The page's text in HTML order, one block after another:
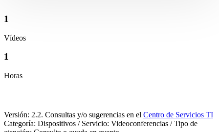
1
Vídeos
1
Horas
Versión: 2.2. Consultas y/o sugerencias en el Centro de Servicios TI
Categoría: Dispositivos / Servicio: Videoconferencias / Tipo de